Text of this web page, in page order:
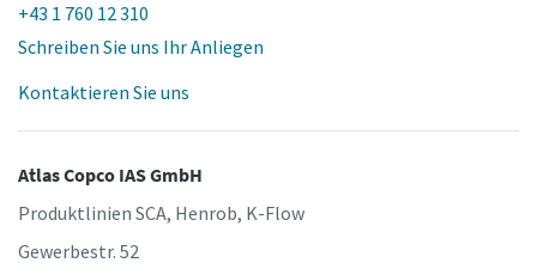
+43 1 760 12 310
Schreiben Sie uns Ihr Anliegen
Kontaktieren Sie uns
Atlas Copco IAS GmbH
Produktlinien SCA, Henrob, K-Flow
Gewerbestr. 52